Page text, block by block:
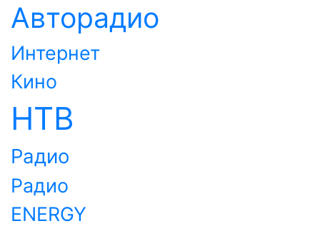
Авторадио
Интернет
Кино
НТВ
Радио
Радио
ENERGY